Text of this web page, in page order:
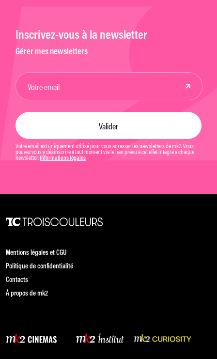
Inscrivez-vous à la newsletter
Gérer mes newsletters
Votre email est uniquement utilisé pour vous adresser les newsletters de mk2. Vous
pouvez vous y désinscrire à tout moment via le lien prévu à cet effet intégré à chaque
newsletter. Informations légales
Mentions légales et CGU
Politique de confidentialité
Contacts
À propos de mk2